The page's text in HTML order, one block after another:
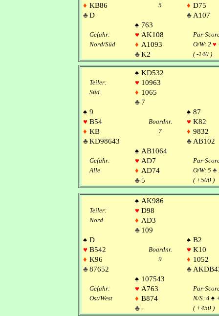
♦ KB86 5 ♦ D75
♣D ♣ A107
♠ 763
Gefahr: ♥ AK108
Par-
Nord/Süd
♦ A1093 O/W: 2 ♥
♣K2 ( -140 )
♠ KD532
Teiler: ♥ 10963
Süd ♦ 1065
♣ 7
♠ 9 ♠ 87
♥ B54 Boardnr. ♥ K82
♦ KB 7 ♦ 9832
♣KD98643 ♣ AB102
♠ AB1064
Gefahr: ♥ AD7
Par-
Alle
♦ AD74 O/W: 5 ♣
♣5 ( +500 )
♠ AK986
Teiler: ♥ D98
Nord ♦ AD3
♣ 109
♠ D ♠ B2
♥ B542 Boardnr. ♥ K10
♦ K96 9 ♦ 1052
♣87652 ♣
♠ 107543
Gefahr: ♥ A763
Par-
Ost/West
♦ B874 N/S: 4 ♠
♣- ( +450 )